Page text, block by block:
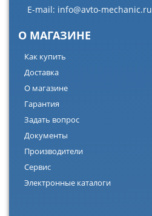
E-mail: info@avto-mechanic.ru
О МАГАЗИНЕ
Как купить
Доставка
О магазине
Гарантия
Задать вопрос
Документы
Производители
Сервис
Электронные каталоги